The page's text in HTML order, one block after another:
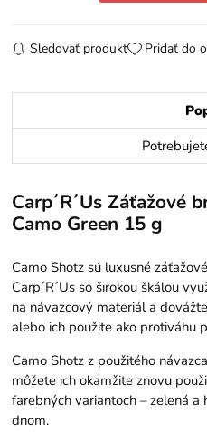
Sledovať produkt Pridať do
Carp´R´Us Záťažové
Camo Green 15 g
Camo Shotz sú luxusné
Carp´R´Us so širokou škálou
na návazcový materiál a
alebo ich použite ako protiváhu
Camo Shotz z použitého
môžete ich okamžite znovu
farebných variantoch – zelená
dnom.